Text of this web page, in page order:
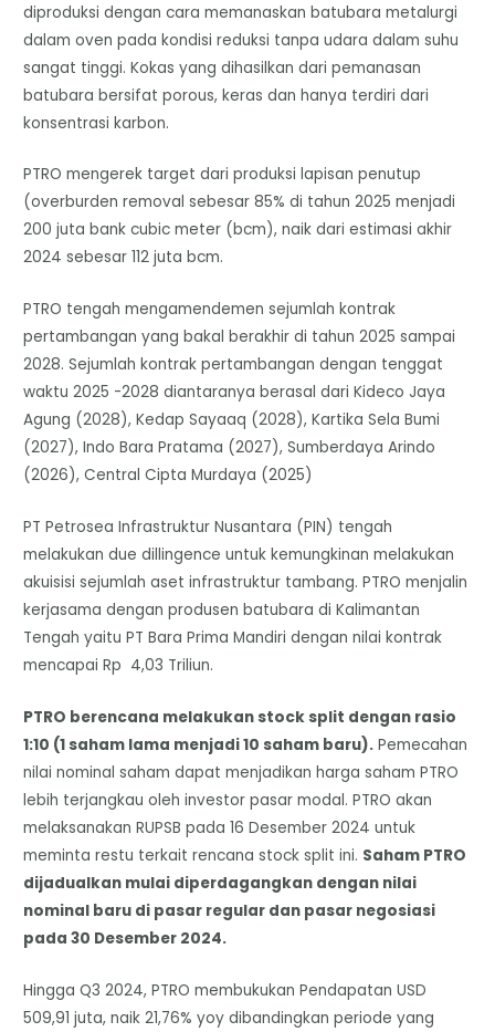
diproduksi dengan cara memanaskan batubara metalurgi
dalam oven pada kondisi reduksi tanpa udara dalam suhu
sangat tinggi. Kokas yang dihasilkan dari pemanasan
batubara bersifat porous, keras dan hanya terdiri dari
konsentrasi karbon.
PTRO mengerek target dari produksi lapisan penutup
(overburden removal sebesar 85% di tahun 2025 menjadi
200 juta bank cubic meter (bcm), naik dari estimasi akhir
2024 sebesar 112 juta bcm.
PTRO tengah mengamendemen sejumlah kontrak
pertambangan yang bakal berakhir di tahun 2025 sampai
2028. Sejumlah kontrak pertambangan dengan tenggat
waktu 2025 -2028 diantaranya berasal dari Kideco Jaya
Agung (2028), Kedap Sayaaq (2028), Kartika Sela Bumi
(2027), Indo Bara Pratama (2027), Sumberdaya Arindo
(2026), Central Cipta Murdaya (2025)
PT Petrosea Infrastruktur Nusantara (PIN) tengah
melakukan due dillingence untuk kemungkinan melakukan
akuisisi sejumlah aset infrastruktur tambang. PTRO menjalin
kerjasama dengan produsen batubara di Kalimantan
Tengah yaitu PT Bara Prima Mandiri dengan nilai kontrak
mencapai Rp 4,03 Triliun.
PTRO berencana melakukan stock split dengan rasio
1:10 (1 saham lama menjadi 10 saham baru). Pemecahan
nilai nominal saham dapat menjadikan harga saham PTRO
lebih terjangkau oleh investor pasar modal. PTRO akan
melaksanakan RUPSB pada 16 Desember 2024 untuk
meminta restu terkait rencana stock split ini. Saham PTRO
dijadualkan mulai diperdagangkan dengan nilai
nominal baru di pasar regular dan pasar negosiasi
pada 30 Desember 2024.
Hingga Q3 2024, PTRO membukukan Pendapatan USD
509,91 juta, naik 21,76% yoy dibandingkan periode yang